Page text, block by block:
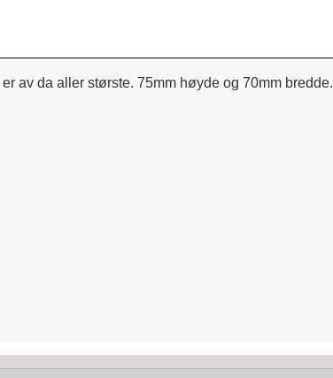
av da aller største. 75mm høyde og 70mm bredde.